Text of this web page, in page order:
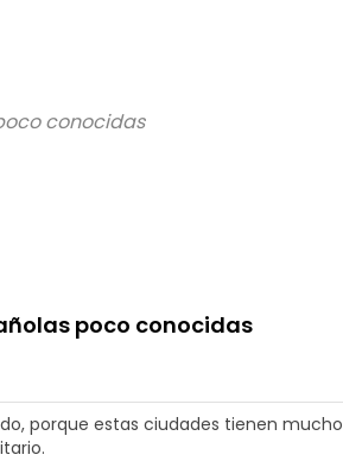
poco conocidas
porque estas ciudades tienen mucho